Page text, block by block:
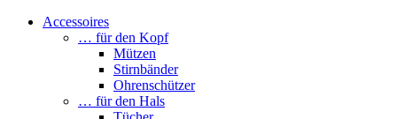
Accessoires
… für den Kopf
Mützen
Stirnbänder
Ohrenschützer
… für den Hals